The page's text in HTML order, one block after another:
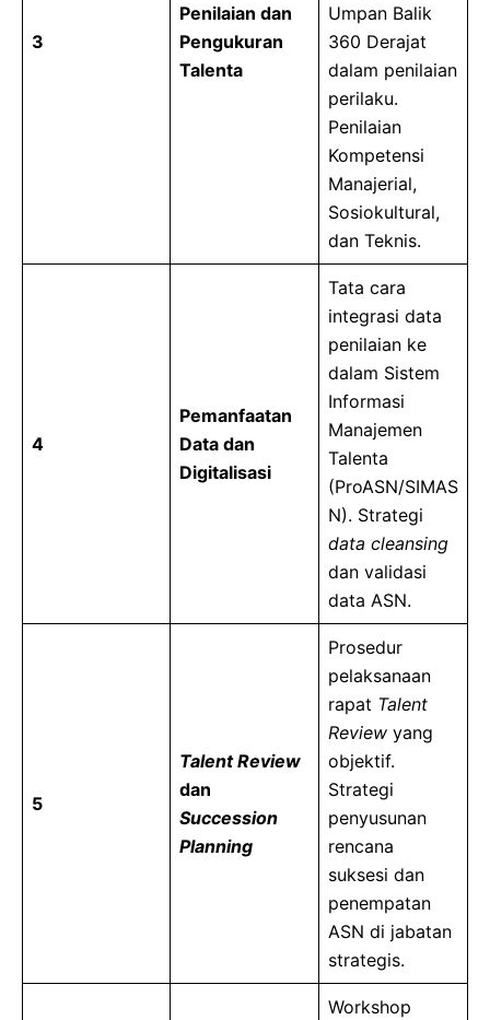
3
Penilaian dan
Pengukuran
Talenta
Umpan Balik
360 Derajat
dalam penilaian
perilaku.
Penilaian
Kompetensi
Manajerial,
Sosiokultural,
dan Teknis.
4
Pemanfaatan
Data dan
Digitalisasi
Tata cara
integrasi data
penilaian ke
dalam Sistem
Informasi
Manajemen
Talenta
(ProASN/SIMAS
N). Strategi
data cleansing
dan validasi
data ASN.
5
Talent Review
dan
Succession
Planning
Prosedur
pelaksanaan
rapat Talent
Review yang
objektif.
Strategi
penyusunan
rencana
suksesi dan
penempatan
ASN di jabatan
strategis.
Workshop